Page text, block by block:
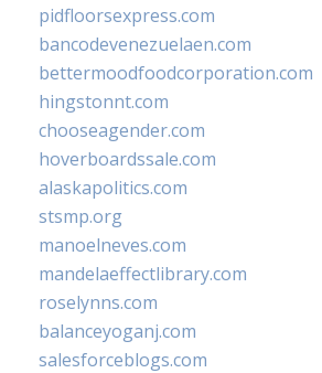
pidfloorsexpress.com
bancodevenezuelaen.com
bettermoodfoodcorporation.com
hingstonnt.com
chooseagender.com
hoverboardssale.com
alaskapolitics.com
stsmp.org
manoelneves.com
mandelaeffectlibrary.com
roselynns.com
balanceyoganj.com
salesforceblogs.com